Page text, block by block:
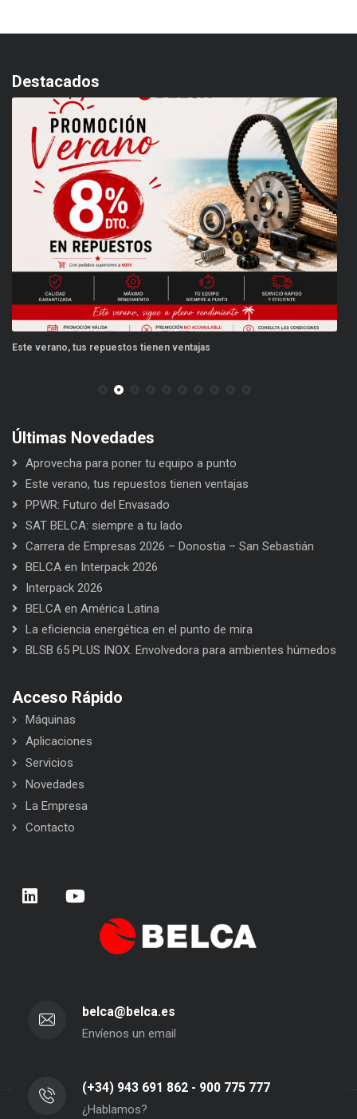
Destacados
Este verano, tus repuestos tienen ventajas
Últimas Novedades
Aprovecha para poner tu equipo a punto
Este verano, tus repuestos tienen ventajas
PPWR: Futuro del Envasado
SAT BELCA: siempre a tu lado
Carrera de Empresas 2026 – Donostia – San Sebastián
BELCA en Interpack 2026
Interpack 2026
BELCA en América Latina
La eficiencia energética en el punto de mira
BLSB 65 PLUS INOX. Envolvedora para ambientes húmedos
Acceso Rápido
Máquinas
Aplicaciones
Servicios
Novedades
La Empresa
Contacto
belca@belca.es
Envíenos un email
(+34) 943 691 862 - 900 775 777
¿Hablamos?